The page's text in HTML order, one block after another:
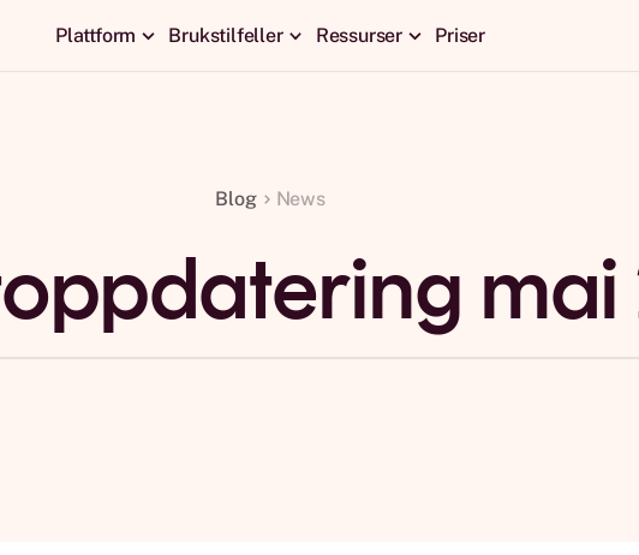
Plattform Brukstilfeller Ressurser Priser
Blog News
mai